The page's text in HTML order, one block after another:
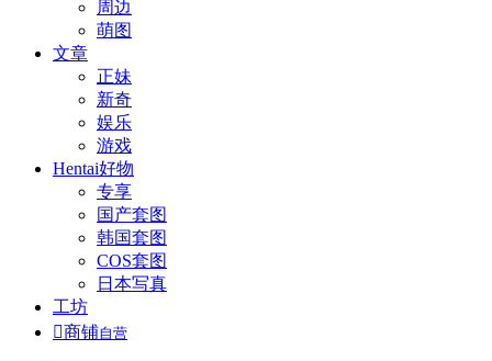
周边
萌图
文章
正妹
新奇
娱乐
游戏
Hentai好物
专享
国产套图
韩国套图
COS套图
日本写真
工坊
商铺自营